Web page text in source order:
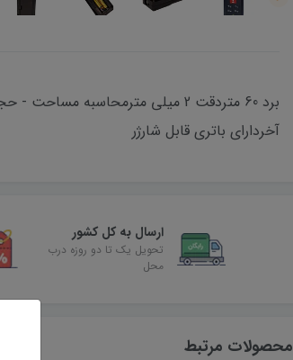
آخردارای باتری قابل شارژر
ارسال به کل کشور
تحویل یک تا دو روزه درب
محل
محصولات مرتبط